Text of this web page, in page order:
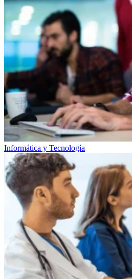
Informática y Tecnología